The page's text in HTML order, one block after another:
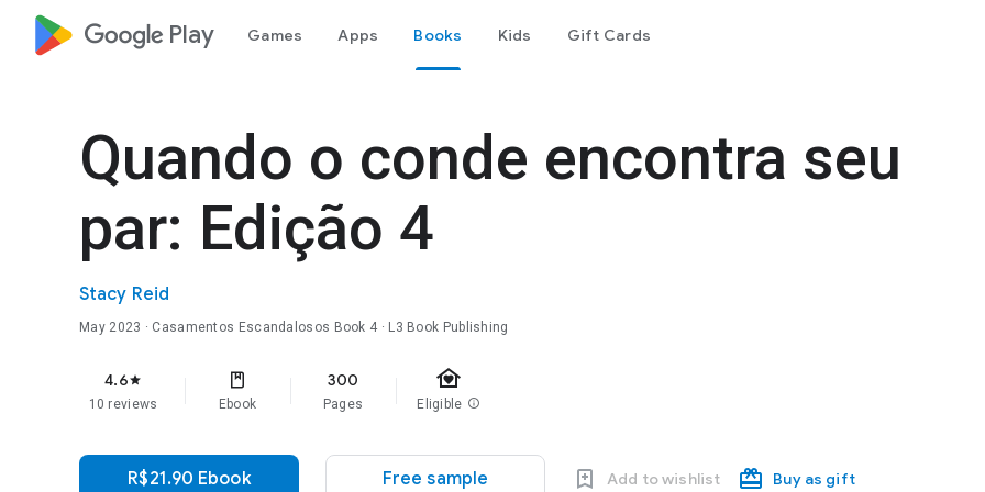
google_logo Play Games Apps Books Kids Gift Cards
Quando o conde encontra seu
par: Edição 4
Stacy Reid
May 2023 · Casamentos Escandalosos Book 4 · L3 Book Publishing
4.6star
10 reviews Ebook
300
Pages
family_home
Eligible info
R$21.90 Ebook Free sample Add to wishlist Buy as gift